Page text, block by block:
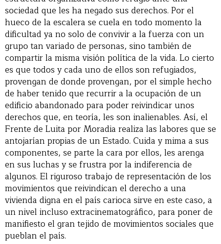
sociedad que les ha negado sus derechos. Por el
hueco de la escalera se cuela en todo momento la
dificultad ya no solo de convivir a la fuerza con un
grupo tan variado de personas, sino también de
compartir la misma visión política de la vida. Lo cierto
es que todos y cada uno de ellos son refugiados,
provengan de donde provengan, por el simple hecho
de haber tenido que recurrir a la ocupación de un
edificio abandonado para poder reivindicar unos
derechos que, en teoría, les son inalienables. Así, el
Frente de Luita por Moradia realiza las labores que se
antojarían propias de un Estado. Cuida y mima a sus
componentes, se parte la cara por ellos, les arenga
en sus luchas y se frustra por la indiferencia de
algunos. El riguroso trabajo de representación de los
movimientos que reivindican el derecho a una
vivienda digna en el país carioca sirve en este caso, a
un nivel incluso extracinematográfico, para poner de
manifiesto el gran tejido de movimientos sociales que
pueblan el país.